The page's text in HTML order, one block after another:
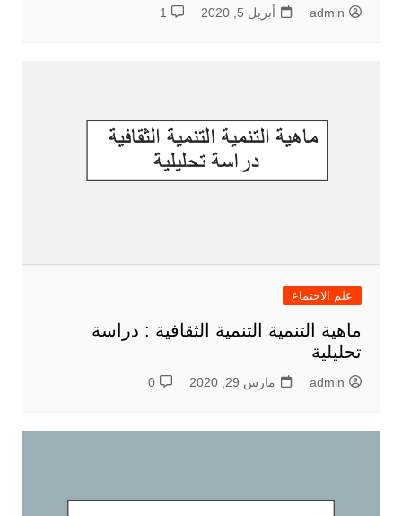
admin أبريل 5, 2020 1
علم الاجتماع
ماهية التنمية التنمية الثقافية : دراسة
تحليلية
admin مارس 29, 2020 0